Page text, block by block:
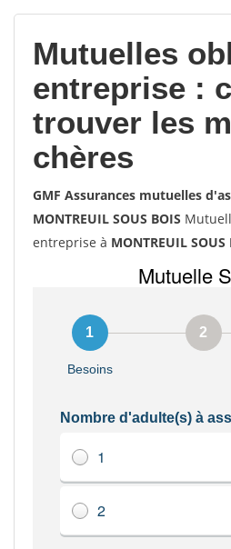
Mutuelles
entreprise :
trouver les
chères
GMF Assurances mutuelles
MONTREUIL SOUS BOIS
entreprise à MONTREUIL SOUS